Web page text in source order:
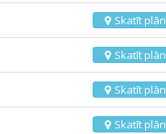
Skatīt
Skatīt
Skatīt
Skatīt